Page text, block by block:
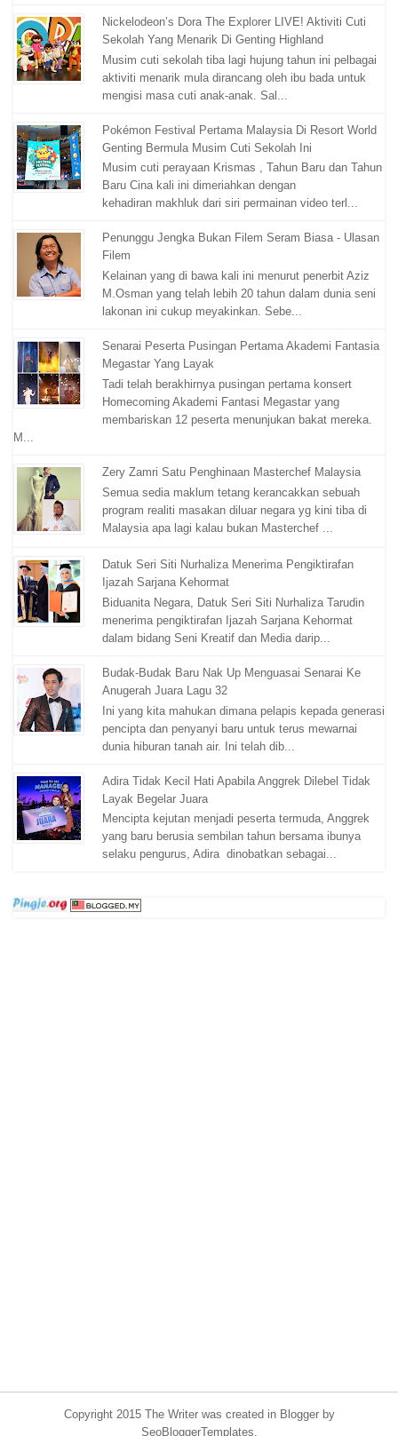
Nickelodeon’s Dora The Explorer LIVE! Aktiviti Cuti
Sekolah Yang Menarik Di Genting Highland
Musim cuti sekolah tiba lagi hujung tahun ini pelbagai
aktiviti menarik mula dirancang oleh ibu bada untuk
mengisi masa cuti anak-anak. Sal...
Pokémon Festival Pertama Malaysia Di Resort World
Genting Bermula Musim Cuti Sekolah Ini
Musim cuti perayaan Krismas , Tahun Baru dan Tahun
Baru Cina kali ini dimeriahkan dengan
kehadiran makhluk dari siri permainan video terl...
Penunggu Jengka Bukan Filem Seram Biasa - Ulasan
Filem
Kelainan yang di bawa kali ini menurut penerbit Aziz
M.Osman yang telah lebih 20 tahun dalam dunia seni
lakonan ini cukup meyakinkan. Sebe...
Senarai Peserta Pusingan Pertama Akademi Fantasia
Megastar Yang Layak
Tadi telah berakhirnya pusingan pertama konsert
Homecoming Akademi Fantasi Megastar yang
membariskan 12 peserta menunjukan bakat mereka.
M...
Zery Zamri Satu Penghinaan Masterchef Malaysia
Semua sedia maklum tetang kerancakkan sebuah
program realiti masakan diluar negara yg kini tiba di
Malaysia apa lagi kalau bukan Masterchef ...
Datuk Seri Siti Nurhaliza Menerima Pengiktirafan
Ijazah Sarjana Kehormat
Biduanita Negara, Datuk Seri Siti Nurhaliza Tarudin
menerima pengiktirafan Ijazah Sarjana Kehormat
dalam bidang Seni Kreatif dan Media darip...
Budak-Budak Baru Nak Up Menguasai Senarai Ke
Anugerah Juara Lagu 32
Ini yang kita mahukan dimana pelapis kepada generasi
pencipta dan penyanyi baru untuk terus mewarnai
dunia hiburan tanah air. Ini telah dib...
Adira Tidak Kecil Hati Apabila Anggrek Dilebel Tidak
Layak Begelar Juara
Mencipta kejutan menjadi peserta termuda, Anggrek
yang baru berusia sembilan tahun bersama ibunya
selaku pengurus, Adira dinobatkan sebagai...
Copyright 2015 The Writer was created in Blogger by
SeoBloggerTemplates.